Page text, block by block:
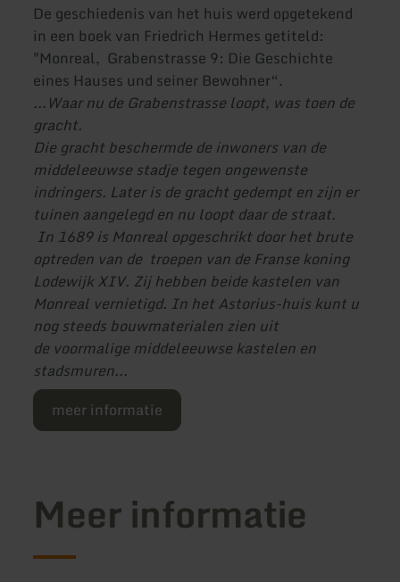
De geschiedenis van het huis werd opgetekend
in een boek van Friedrich Hermes getiteld:
"Monreal, Grabenstrasse 9: Die Geschichte
eines Hauses und seiner Bewohner“.
...Waar nu de Grabenstrasse loopt, was toen de
gracht.
Die gracht beschermde de inwoners van de
middeleeuwse stadje tegen ongewenste
indringers. Later is de gracht gedempt en zijn er
tuinen aangelegd en nu loopt daar de straat.
In 1689 is Monreal opgeschrikt door het brute
optreden van de troepen van de Franse koning
Lodewijk XIV. Zij hebben beide kastelen van
Monreal vernietigd. In het Astorius-huis kunt u
nog steeds bouwmaterialen zien uit
de voormalige middeleeuwse kastelen en
stadsmuren...
meer informatie
Meer informatie